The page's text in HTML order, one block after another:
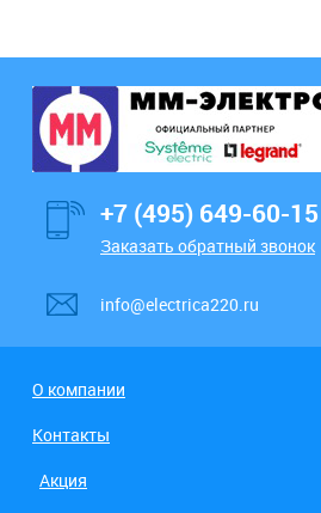
+7 (495) 649-60-15
Заказать обратный звонок
info@electrica220.ru
О компании
Контакты
Акция